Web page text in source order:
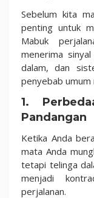
Sebelum kita
penting untuk
Mabuk
menerima
dalam, dan
penyebab umum
1.
Pandangan
Ketika Anda
mata Anda
tetapi telinga
menjadi
perjalanan.